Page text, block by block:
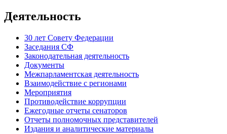
Деятельность
30 лет Совету Федерации
Заседания СФ
Законодательная деятельность
Документы
Межпарламентская деятельность
Взаимодействие с регионами
Мероприятия
Противодействие коррупции
Ежегодные отчеты сенаторов
Отчеты полномочных представителей
Издания и аналитические материалы